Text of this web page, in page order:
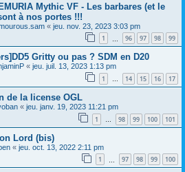
Mythic VF - Les barbares (et le
à nos portes !!!
« jeu. nov. 23, 2023 3:03 pm
1 96 97 98 99
Gritty ou pas ? SDM en D20
« jeu. juil. 13, 2023 1:13 pm
1 … 14 15 16 17
de la license OGL
« jeu. janv. 19, 2023 11:21 pm
1 … 98 99 100 101
Lord (bis)
« jeu. oct. 13, 2022 2:11 pm
1 97 98 99 100